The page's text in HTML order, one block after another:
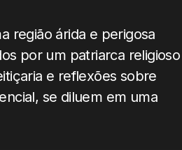
região árida e perigosa
por um patriarca religioso
e reflexões sobre
se diluem em uma